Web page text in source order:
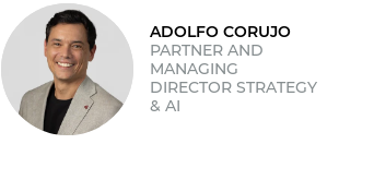
ADOLFO CORUJO
PARTNER AND
MANAGING
DIRECTOR STRATEGY
& AI